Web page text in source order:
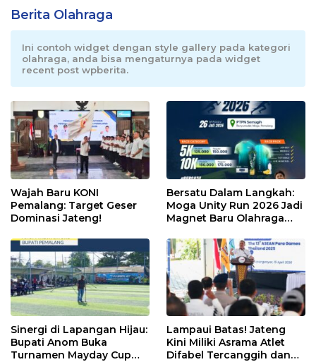
Berita Olahraga
Ini contoh widget dengan style gallery pada kategori
olahraga, anda bisa mengaturnya pada widget
recent post wpberita.
Wajah Baru KONI
Pemalang: Target Geser
Dominasi Jateng!
Bersatu Dalam Langkah:
Moga Unity Run 2026 Jadi
Magnet Baru Olahraga
Sinergi di Lapangan Hijau:
Bupati Anom Buka
Turnamen Mayday Cup
Lampaui Batas! Jateng
Kini Miliki Asrama Atlet
Difabel Tercanggih dan